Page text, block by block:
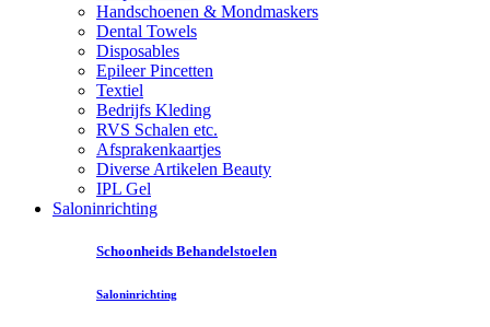
Handschoenen & Mondmaskers
Dental Towels
Disposables
Epileer Pincetten
Textiel
Bedrijfs Kleding
RVS Schalen etc.
Afsprakenkaartjes
Diverse Artikelen Beauty
IPL Gel
Saloninrichting
Schoonheids Behandelstoelen
Saloninrichting